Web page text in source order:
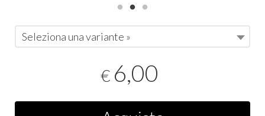
Seleziona una variante »
€ 6,00